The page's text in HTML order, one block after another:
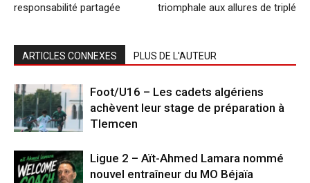
responsabilité partagée
triomphale aux allures de triplé
ARTICLES CONNEXES PLUS DE L'AUTEUR
Foot/U16 – Les cadets algériens
achèvent leur stage de préparation à
Tlemcen
Ligue 2 – Aït-Ahmed Lamara nommé
nouvel entraîneur du MO Béjaïa